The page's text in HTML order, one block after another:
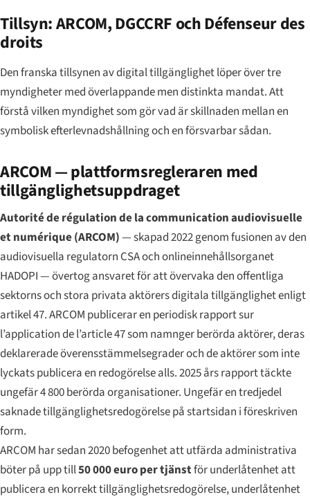
Tillsyn: ARCOM, DGCCRF och Défenseur des
droits
Den franska tillsynen av digital tillgänglighet löper över tre
myndigheter med överlappande men distinkta mandat. Att
förstå vilken myndighet som gör vad är skillnaden mellan en
symbolisk efterlevnadshållning och en försvarbar sådan.
ARCOM — plattformsregleraren med
tillgänglighetsuppdraget
Autorité de régulation de la communication audiovisuelle
et numérique(ARCOM)— skapad 2022 genom fusionen av den
audiovisuella regulatorn CSA och onlineinnehållsorganet
HADOPI — övertog ansvaret för att övervaka den offentliga
sektorns och stora privata aktörers digitala tillgänglighet enligt
artikel 47. ARCOM publicerar en periodiskrapport sur
l’application de l’article 47som namnger berörda aktörer, deras
deklarerade överensstämmelsegrader och de aktörer som inte
lyckats publicera en redogörelse alls. 2025 års rapport täckte
ungefär 4 800 berörda organisationer. Ungefär en tredjedel
saknade tillgänglighetsredogörelse på startsidan i föreskriven
form.
ARCOM har sedan 2020 befogenhet att utfärda administrativa
böter på upp till50 000 euro per tjänstför underlåtenhet att
publicera en korrekt tillgänglighetsredogörelse, underlåtenhet